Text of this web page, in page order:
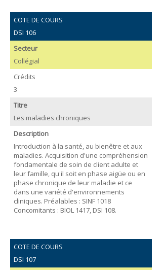
COTE DE COURS
DSI 106
Secteur
Collégial
Crédits
3
Titre
Les maladies chroniques
Description
Introduction à la santé, au bienêtre et aux
maladies. Acquisition d'une compréhension
fondamentale de soin de client adulte et
leur famille, qu'il soit en phase aigüe ou en
phase chronique de leur maladie et ce
dans une variété d'environnements
cliniques. Préalables : SINF 1018
Concomitants : BIOL 1417, DSI 108.
COTE DE COURS
DSI 107